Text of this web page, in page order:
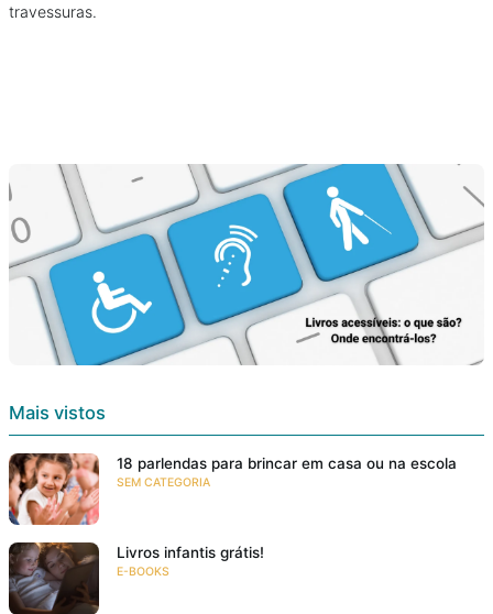
travessuras.
Mais vistos
18 parlendas para brincar em casa ou na escola
SEM CATEGORIA
Livros infantis grátis!
E-BOOKS